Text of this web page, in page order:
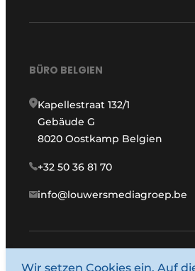
BÜRO BELGIEN
Kapellestraat 132/1
Gebäude G
8020 Oostkamp Belgien
+32 50 36 81 70
info@louwersmediagroep.be
Wir setzen Cookies ein. Auf